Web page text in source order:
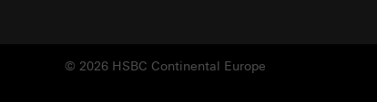
© 2026 HSBC Continental Europe